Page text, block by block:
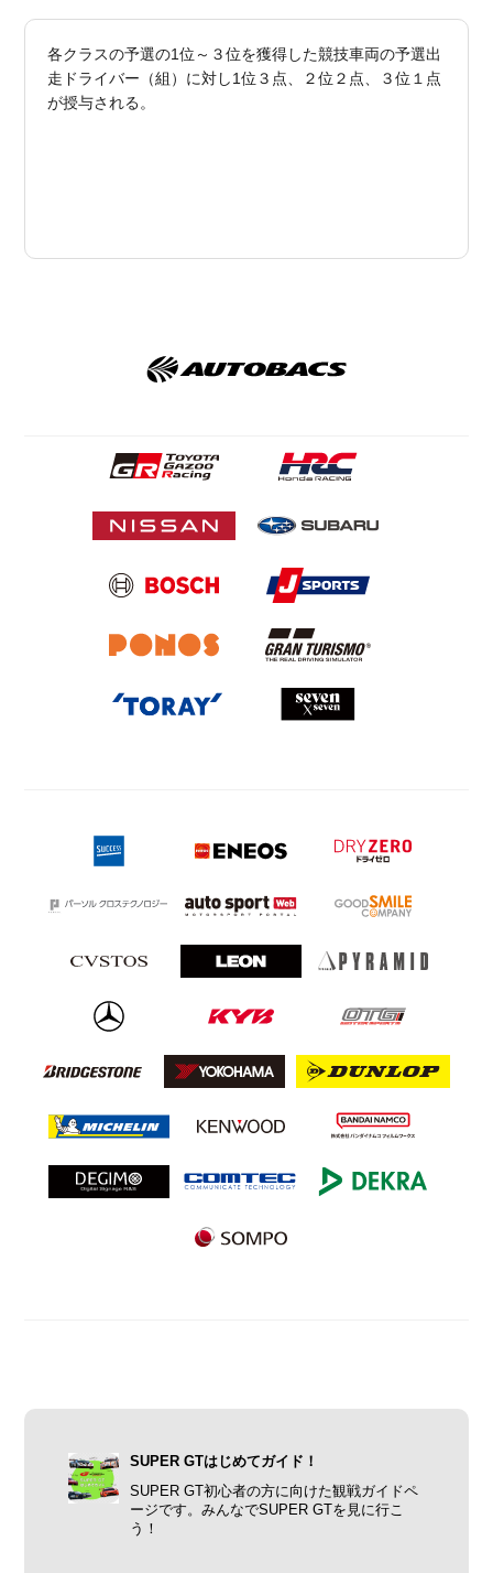
各クラスの予選の1位～３位を獲得した競技車両の予選出
走ドライバー（組）に対し1位３点、２位２点、３位１点
が授与される。
SUPER GTはじめてガイド！
SUPER GT初心者の方に向けた観戦ガイドペ
ージです。みんなでSUPER GTを見に行こ
う！